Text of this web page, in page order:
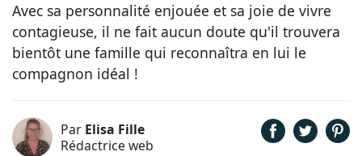
Avec sa personnalité enjouée et sa joie de vivre
contagieuse, il ne fait aucun doute qu'il trouvera
bientôt une famille qui reconnaîtra en lui le
compagnon idéal !
Par Elisa Fille
Rédactrice web